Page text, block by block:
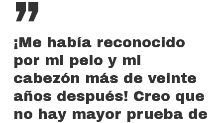
”
¡Me había reconocido
por mi pelo y mi
cabezón más de veinte
años después! Creo que
no hay mayor prueba de